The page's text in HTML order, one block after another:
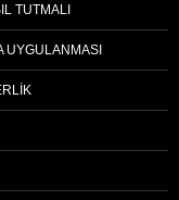
TUTMALI
UYGULANMASI